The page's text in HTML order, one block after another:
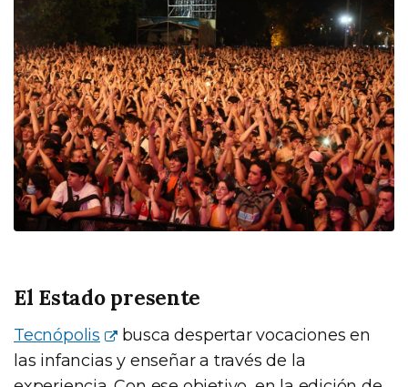
El Estado presente
Tecnópolis
busca despertar vocaciones en
las infancias y enseñar a través de la